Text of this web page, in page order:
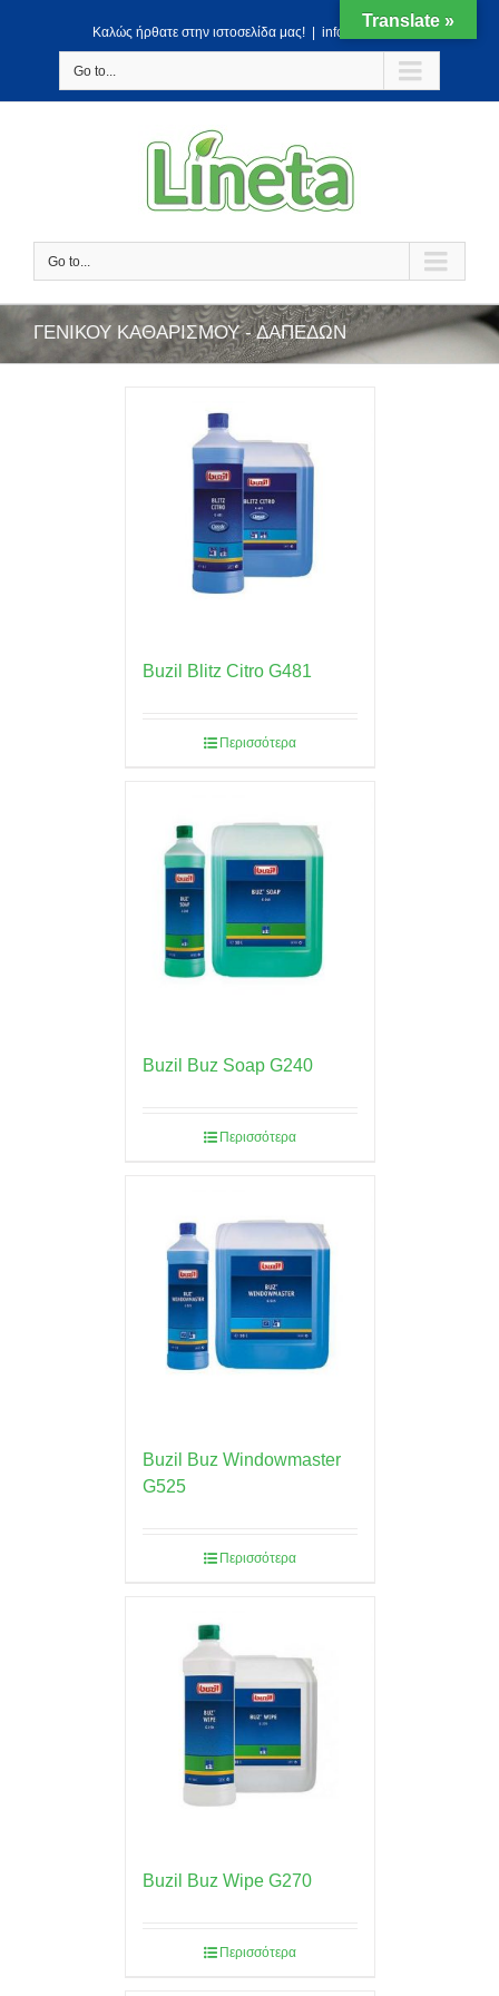
Kαλώς ήρθατε στην ιστοσελίδα μας! info@lineta.gr
Go to...
Go to...
ΓΕΝΙΚΟΥ ΚΑΘΑΡΙΣΜΟΥ - ΔΑΠΕΔΩΝ
Buzil Blitz Citro G481
Περισσότερα
Buzil Buz Soap G240
Περισσότερα
Buzil Buz Windowmaster
G525
Περισσότερα
Buzil Buz Wipe G270
Περισσότερα
Translate »